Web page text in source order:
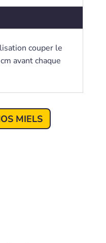
couper le
avant chaque
MIELS